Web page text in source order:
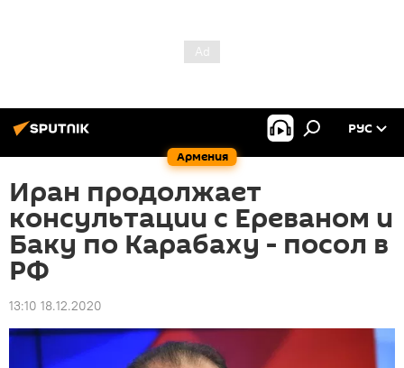
Армения
РУС
Иран продолжает
консультации с Ереваном и
Баку по Карабаху - посол в
РФ
13:10 18.12.2020